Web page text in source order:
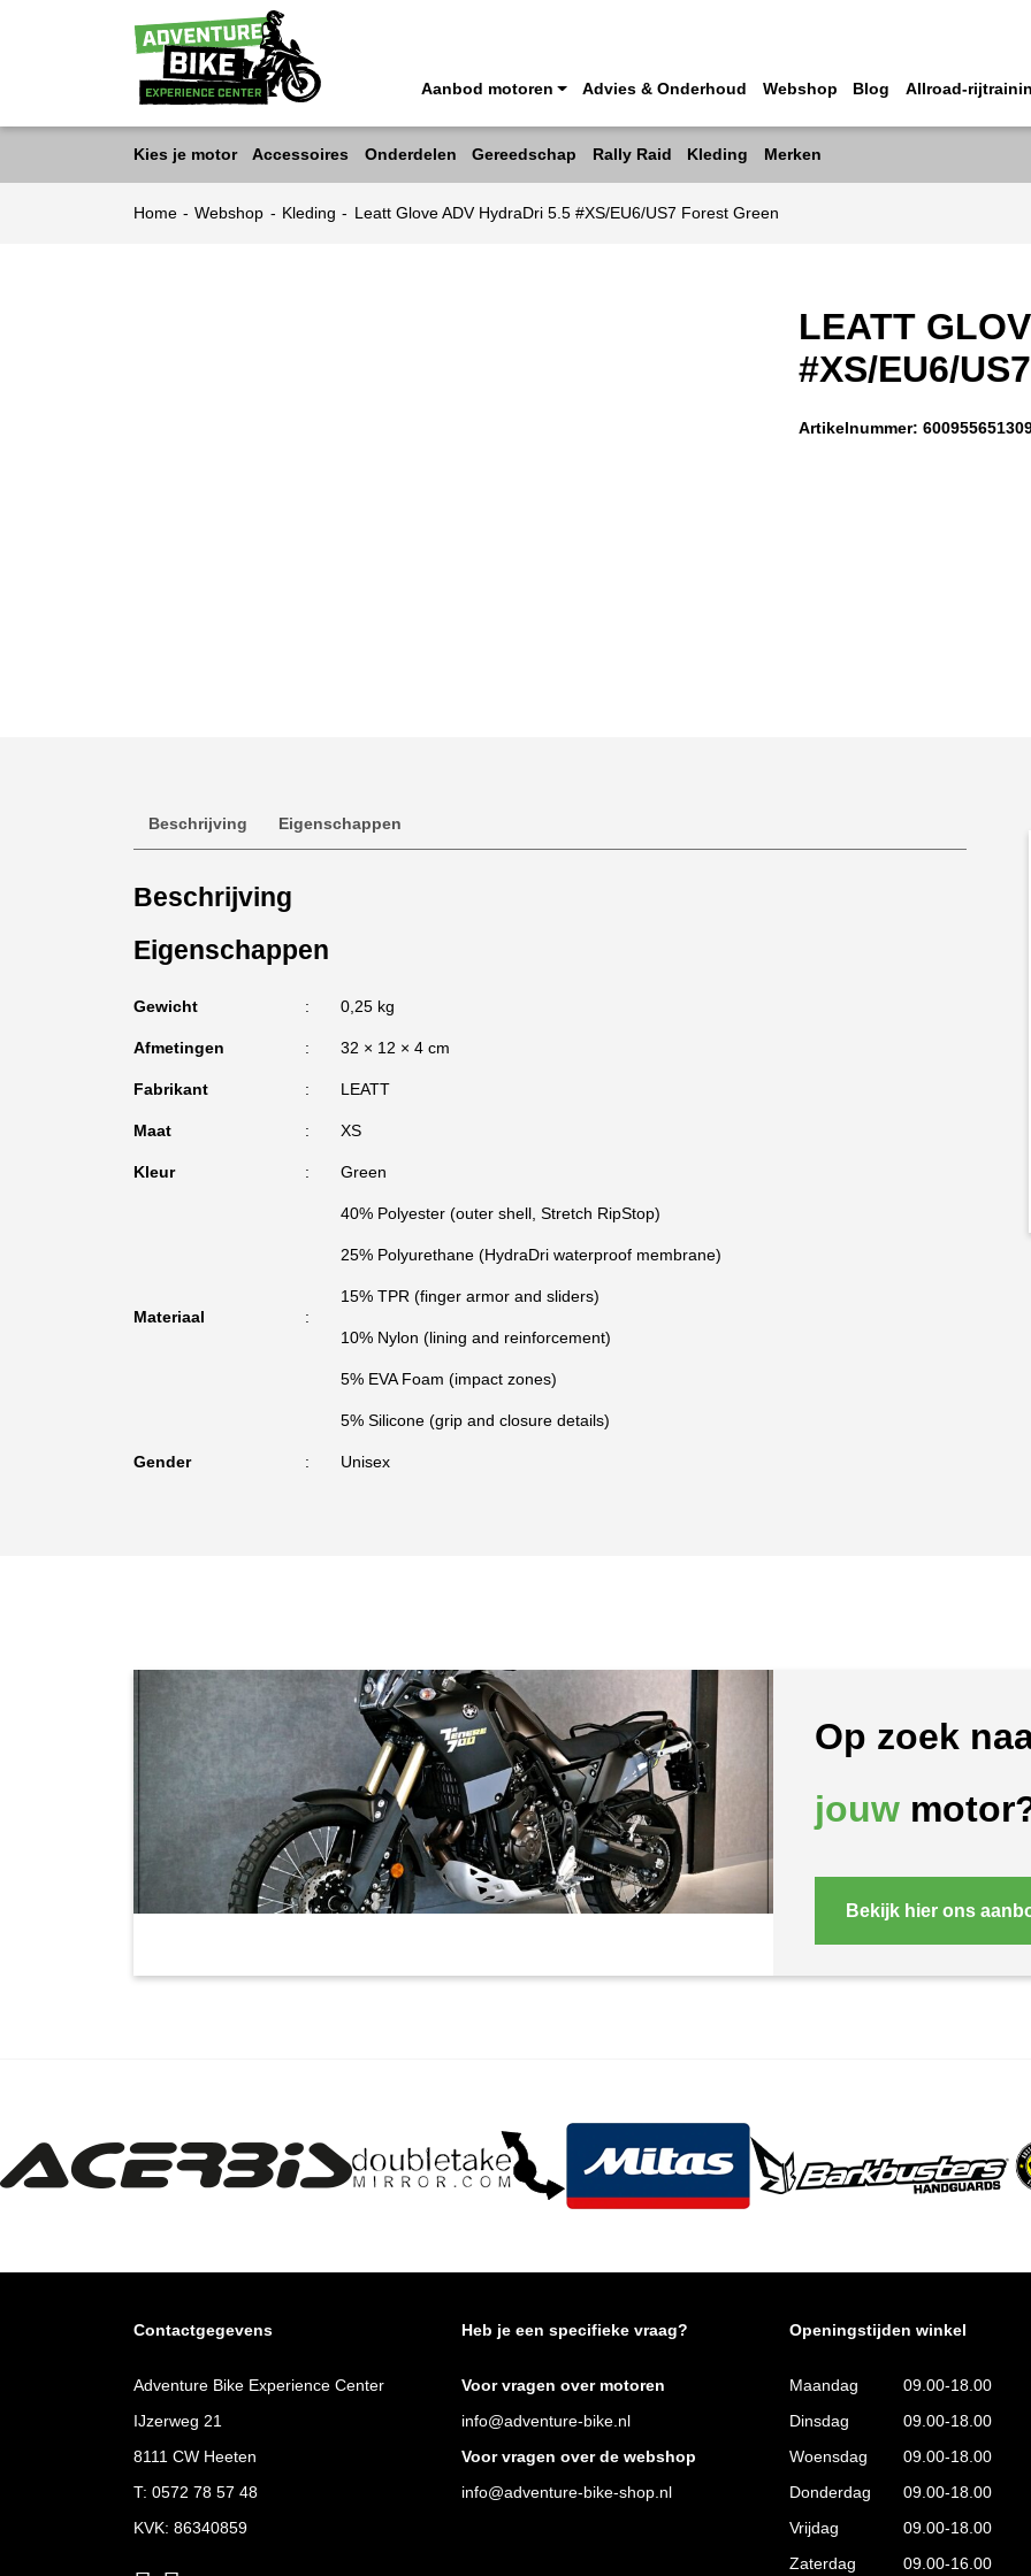
Aanbod motoren Advies & Onderhoud Webshop Blog Allroad-
Kies je motor Accessoires Onderdelen Gereedschap Rally Raid Kleding Merken
Home - Webshop - Kleding - Leatt Glove ADV HydraDri 5.5 #XS/EU6/US7 Forest Green
LEATT
#XS/EU6/
Artikelnummer:
Beschrijving Eigenschappen
Beschrijving
Eigenschappen
Gewicht 0,25 kg
Afmetingen 32 × 12 × 4 cm
Fabrikant LEATT
Maat XS
Kleur Green
Materiaal
40% Polyester (outer shell, Stretch RipStop)
25% Polyurethane (HydraDri waterproof membrane)
15% TPR (finger armor and sliders)
10% Nylon (lining and reinforcement)
5% EVA Foam (impact zones)
5% Silicone (grip and closure details)
Gender Unisex
Op zoek
jouw
Bekijk hier ons
Contactgegevens
Adventure Bike Experience Center
IJzerweg 21
8111 CW Heeten
T: 0572 78 57 48
KVK: 86340859
Heb je een specifieke vraag?
Voor vragen over motoren
info@adventure-bike.nl
Voor vragen over de webshop
info@adventure-bike-shop.nl
Openingstijden winkel
Maandag 09.00-18.00
Dinsdag 09.00-18.00
Woensdag 09.00-18.00
Donderdag 09.00-18.00
Vrijdag 09.00-18.00
Zaterdag 09.00-16.00